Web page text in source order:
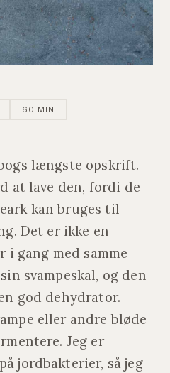
60 MIN
længste opskrift.
at lave den, fordi de
kan bruges til
Det er ikke en
i gang med samme
svampeskal, og den
god dehydrator.
eller andre bløde
Jeg er
jordbakterier, så jeg